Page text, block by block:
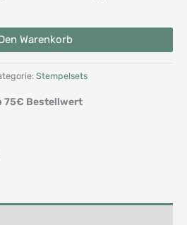
Warenkorb
Stempelsets
75€ Bestellwert